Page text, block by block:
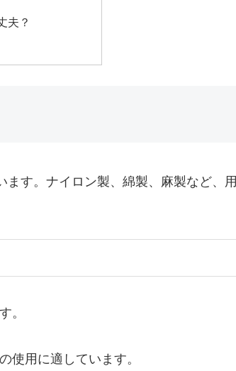
夫？
す。ナイロン製、綿製、麻製など、用
。
使用に適しています。